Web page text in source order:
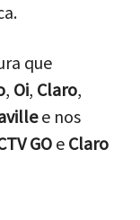
que
, Oi, Claro,
e nos
GO e Claro